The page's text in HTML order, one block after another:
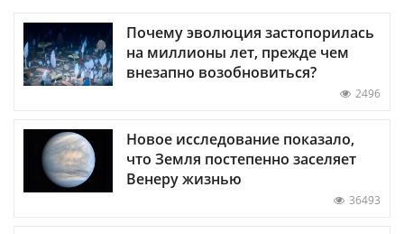
Почему эволюция застопорилась
на миллионы лет, прежде чем
внезапно возобновиться?
2496
Новое исследование показало,
что Земля постепенно заселяет
Венеру жизнью
36493